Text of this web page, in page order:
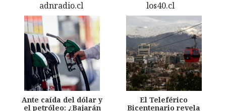
Ante caída del dólar y
el petróleo: ¿Bajarán
El Teleférico
Bicentenario revela